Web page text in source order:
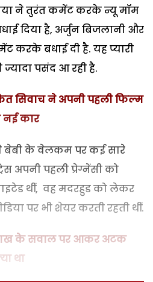
ने तुरंत कमेंट करके न्यू मॉम
दिया है, अर्जुन बिजलानी और
करके बधाई दी है. यह प्यारी
पसंद आ रही है.
सिवाच ने अपनी पहली फिल्म
नई कार
ने बेबी के वेलकम पर कई सारे
अपनी पहली प्रेग्नेंसी को
थीं, वह मदरहुड को लेकर
पर भी शेयर करती रहती थीं.
लाख के सवाल पर आकर अटक
था